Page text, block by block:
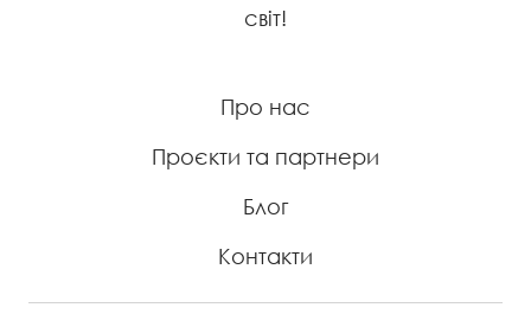
світ!
Про нас
Проєкти та партнери
Блог
Контакти